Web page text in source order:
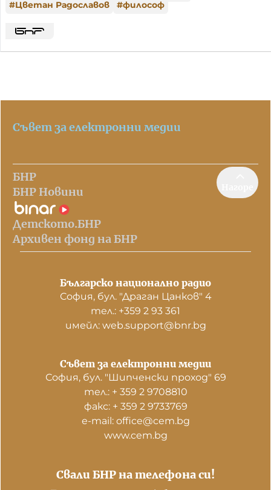
#Цветан Радославов #философ
Съвет за електронни медии
БНР
БНР Новини
Детското.БНР
Архивен фонд на БНР
Българско национално радио
София, бул. "Драган Цанков" 4
тел.: +359 2 93 361
имейл: web.support@bnr.bg
Свали БНР на телефона си!
Съвет за електронни медии
София, бул. "Шипченски проход" 69
тел.: + 359 2 9708810
факс: + 359 2 9733769
е-mail: office@cem.bg
www.cem.bg